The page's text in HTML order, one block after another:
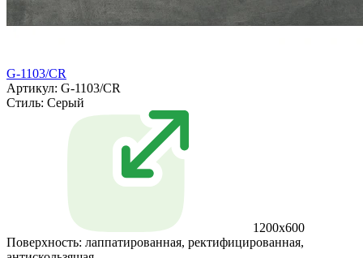
G-1103/CR
Артикул: G-1103/CR
Стиль: Серый
1200x600
Поверхность: лаппатированная, ректифицированная,